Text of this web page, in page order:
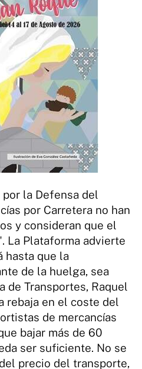
la Defensa del
por Carretera no han
y consideran que el
La Plataforma advierte
hasta que la
de la huelga, sea
de Transportes, Raquel
rebaja en el coste del
de mercancías
bajar más de 60
ser suficiente. No se
precio del transporte,